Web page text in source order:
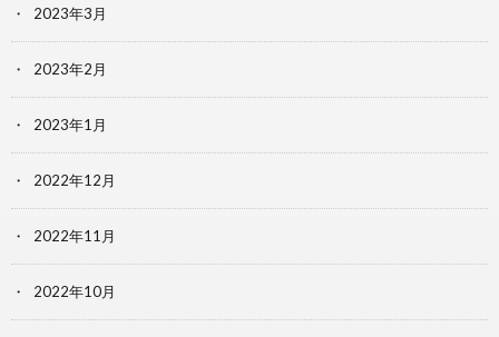
2023年3月
2023年2月
2023年1月
2022年12月
2022年11月
2022年10月